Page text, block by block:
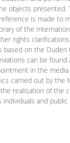
objects
is made to
of the
rights clarifications.
on the
can be
in the media
carried out by the
realisation of the
and